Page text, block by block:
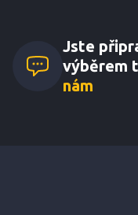
Jste
výběrem
nám